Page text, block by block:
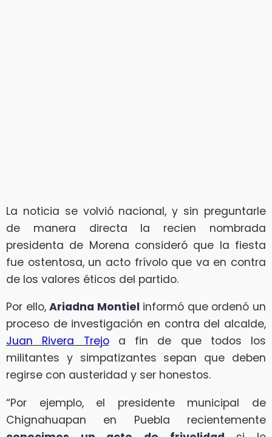
La noticia se volvió nacional, y sin preguntarle
de manera directa la recien nombrada
presidenta de Morena consideró que la fiesta
fue ostentosa, un acto frívolo que va en contra
de los valores éticos del partido.
Por ello,Ariadna Montiel informó que ordenó un
proceso de investigación en contra del alcalde,
Juan Rivera Trejoa fin de que todos los
militantes y simpatizantes sepan que deben
regirse con austeridad y ser honestos.
“Por ejemplo, el presidente municipal de
Chignahuapan en Puebla recientemente